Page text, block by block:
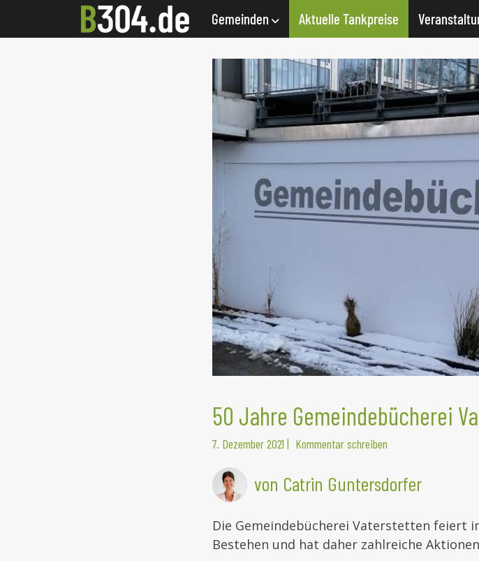
Gemeinden Aktuelle Tankpreise
50 Jahre Gemeindebücherei
7. Dezember 2021 | Kommentar schreiben
von Catrin Guntersdorfer
Die Gemeindebücherei Vaterstetten feiert
Bestehen und hat daher zahlreiche